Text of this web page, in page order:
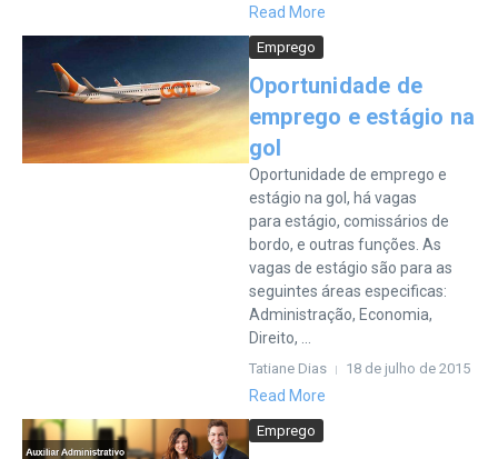
Read More
Emprego
Oportunidade de
emprego e estágio na
gol
Oportunidade de emprego e
estágio na gol, há vagas
para estágio, comissários de
bordo, e outras funções. As
vagas de estágio são para as
seguintes áreas especificas:
Administração, Economia,
Direito, ...
Tatiane Dias 18 de julho de 2015
Read More
Emprego